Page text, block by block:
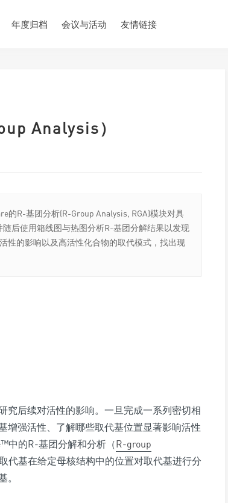
年度归档 会议与活动 友情链接
Analysis）
的R-基团分析(R-Group Analysis, RGA)模块对具
后使用箱线图与热图分析R-基团分解结果以发现
性的影响以及高活性化合物的取代模式，找出现
究后续对活性的影响。一旦完成一系列密切相
增强活性、了解哪些取代基位置显著影响活性
中的R-基团分解和分析（R-group
代基在给定母核结构中的位置对取代基进行分
。